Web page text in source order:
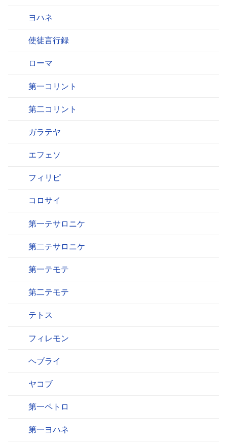
ヨハネ
使徒言行録
ローマ
第一コリント
第二コリント
ガラテヤ
エフェソ
フィリピ
コロサイ
第一テサロニケ
第二テサロニケ
第一テモテ
第二テモテ
テトス
フィレモン
ヘブライ
ヤコブ
第一ペトロ
第一ヨハネ